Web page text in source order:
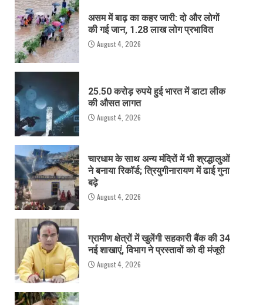
असम में बाढ़ का कहर जारी: दो और लोगों
की गई जान, 1.28 लाख लोग प्रभावित
August 4, 2026
25.50 करोड़ रुपये हुई भारत में डाटा लीक
की औसत लागत
August 4, 2026
चारधाम के साथ अन्य मंदिरों में भी श्रद्धालुओं
ने बनाया रिकॉर्ड; त्रियुगीनारायण में ढाई गुना
बढ़े
August 4, 2026
ग्रामीण क्षेत्रों में खुलेंगी सहकारी बैंक की 34
नई शाखाएं, विभाग ने प्रस्तावों को दी मंजूरी
August 4, 2026